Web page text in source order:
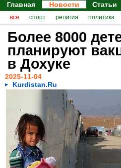
Главная Новости Статьи
все спорт религия политика
Более 8000
планируют
в Дохуке
2025-11-04
Kurdistan.Ru